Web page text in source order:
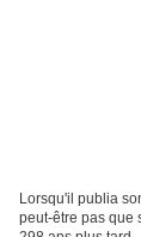
Lorsqu'il publia
peut-être pas que